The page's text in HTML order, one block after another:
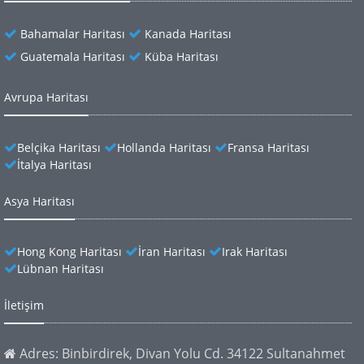
Bahamalar Haritası
Kanada Haritası
Guatemala Haritası
Küba Haritası
Avrupa Haritası
Belçika Haritası Hollanda Haritası
Fransa Haritası
İtalya Haritası
Asya Haritası
Hong Kong Haritası İran Haritası
Irak Haritası
Lübnan Haritası
İletişim
Adres: Binbirdirek, Divan Yolu Cd. 34122 Sultanahmet